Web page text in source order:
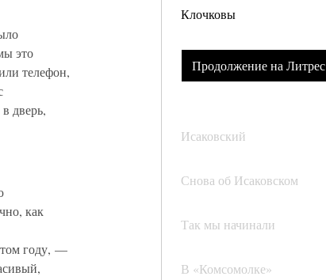
Клочковы
Продолжение на Литрес
Исаковский
Снова об Исаковском
Так мы начинали
В «Комсомолке»
это
телефон,
дверь,
как
году, —